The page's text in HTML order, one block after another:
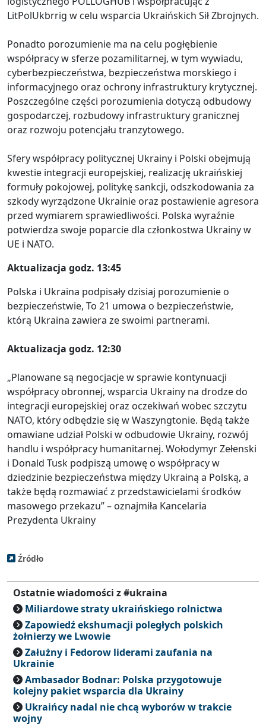
LitPolUkbrrig w celu wsparcia Ukraińskich Sił Zbrojnych.
Ponadto porozumienie ma na celu pogłębienie
współpracy w sferze pozamilitarnej, w tym wywiadu,
cyberbezpieczeństwa, bezpieczeństwa morskiego i
informacyjnego oraz ochrony infrastruktury krytycznej.
Poszczególne części porozumienia dotyczą odbudowy
gospodarczej, rozbudowy infrastruktury granicznej
oraz rozwoju potencjału tranzytowego.
Sfery współpracy politycznej Ukrainy i Polski obejmują
kwestie integracji europejskiej, realizację ukraińskiej
formuły pokojowej, politykę sankcji, odszkodowania za
szkody wyrządzone Ukrainie oraz postawienie agresora
przed wymiarem sprawiedliwości. Polska wyraźnie
potwierdza swoje poparcie dla członkostwa Ukrainy w
UE i NATO.
Aktualizacja godz. 13:45
Polska i Ukraina podpisały dzisiaj porozumienie o
bezpieczeństwie, To 21 umowa o bezpieczeństwie,
którą Ukraina zawiera ze swoimi partnerami.
Aktualizacja godz. 12:30
„Planowane są negocjacje w sprawie kontynuacji
współpracy obronnej, wsparcia Ukrainy na drodze do
integracji europejskiej oraz oczekiwań wobec szczytu
NATO, który odbędzie się w Waszyngtonie. Będą także
omawiane udział Polski w odbudowie Ukrainy, rozwój
handlu i współpracy humanitarnej. Wołodymyr Zełenski
i Donald Tusk podpiszą umowę o współpracy w
dziedzinie bezpieczeństwa między Ukrainą a Polską, a
także będą rozmawiać z przedstawicielami środków
masowego przekazu” – oznajmiła Kancelaria
Prezydenta Ukrainy
Źródło
Ostatnie wiadomości z #ukraina
Miliardowe straty ukraińskiego rolnictwa
Zapowiedź ekshumacji poległych polskich
żołnierzy we Lwowie
Załużny i Fedorow liderami zaufania na
Ukrainie
Ambasador Bodnar: Polska przygotowuje
kolejny pakiet wsparcia dla Ukrainy
Ukraińcy nadal nie chcą wyborów w trakcie
wojny